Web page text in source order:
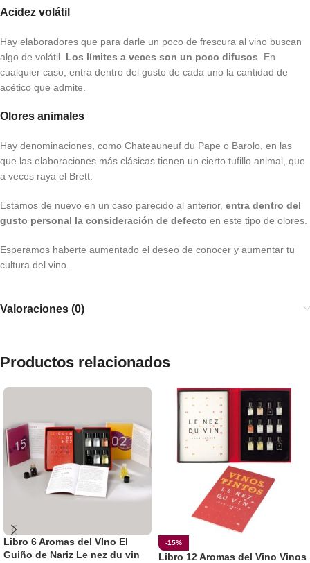
Acidez volátil
Hay elaboradores que para darle un poco de frescura al vino buscan
algo de volátil. Los límites a veces son un poco difusos . En
cualquier caso, entra dentro del gusto de cada uno la cantidad de
acético que admite.
Olores animales
Hay denominaciones, como Chateauneuf du Pape o Barolo, en las
que las elaboraciones más clásicas tienen un cierto tufillo animal, que
a veces raya el Brett.
Estamos de nuevo en un caso parecido al anterior, entra dentro del
gusto personal la consideración de defecto en este tipo de olores.
Esperamos haberte aumentado el deseo de conocer y aumentar tu
cultura del vino.
Valoraciones (0)
Productos relacionados
Libro 6 Aromas del VIno El
Guiño de Nariz Le nez du vin
-15%
Libro 12 Aromas del Vino Vinos